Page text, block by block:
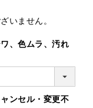
いません。
、色ムラ、汚れ
ンセル・変更不